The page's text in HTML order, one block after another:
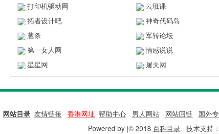
打印机驱动网
云班课
拓者设计吧
神奇代码岛
葱条
军转论坛
第一女人网
情感说说
星星网
屠夫网
网站目录 友情链接 香港网址 帮助中心 男人网站 网站回链
国外
Powered by |© 2018 百科目录技术支持